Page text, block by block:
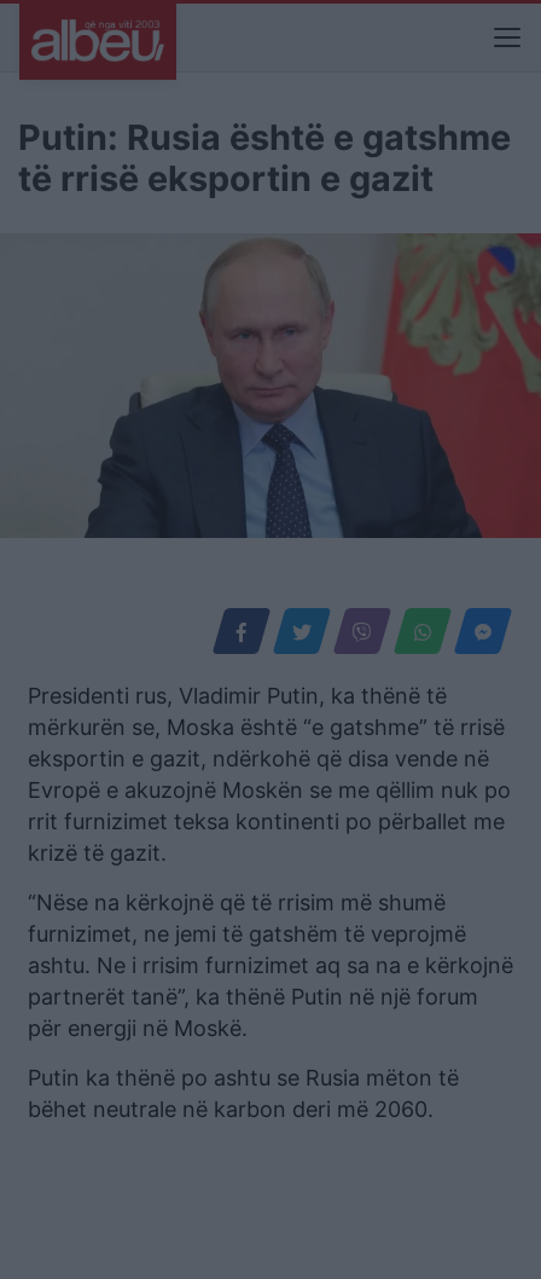
Putin: Rusia është e gatshme
të rrisë eksportin e gazit
Presidenti rus, Vladimir Putin, ka thënë të
mërkurën se, Moska është “e gatshme” të rrisë
eksportin e gazit, ndërkohë që disa vende në
Evropë e akuzojnë Moskën se me qëllim nuk po
rrit furnizimet teksa kontinenti po përballet me
krizë të gazit.
“Nëse na kërkojnë që të rrisim më shumë
furnizimet, ne jemi të gatshëm të veprojmë
ashtu. Ne i rrisim furnizimet aq sa na e kërkojnë
partnerët tanë”, ka thënë Putin në një forum
për energji në Moskë.
Putin ka thënë po ashtu se Rusia mëton të
bëhet neutrale në karbon deri më 2060.